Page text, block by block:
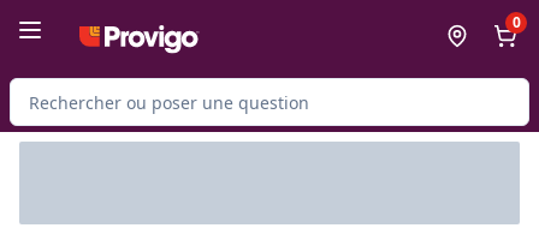
0
Rechercher des produits